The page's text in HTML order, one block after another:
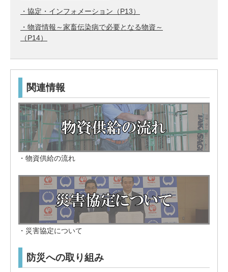
・協定・インフォメーション（P13）
・物資情報～家畜伝染病で必要となる物資～
（P14）
関連情報
・物資供給の流れ
・災害協定について
防災への取り組み